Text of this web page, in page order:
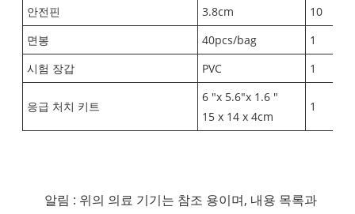
안전핀 3.8cm
10
면봉
40pcs/bag
1
시험 장갑
PVC 1
응급 처치 키트
6 "x 5.6"x 1.6 "
15 x 14 x 4cm
1
알림 : 위의 의료 기기는 참조 용이며, 내용 목록과